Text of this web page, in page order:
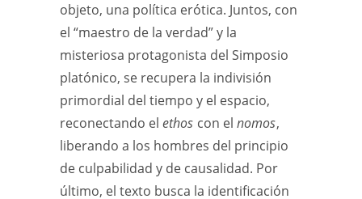
objeto, una política erótica. Juntos, con
el “maestro de la verdad” y la
misteriosa protagonista del Simposio
platónico, se recupera la indivisión
primordial del tiempo y el espacio,
reconectando el ethos con el nomos,
liberando a los hombres del principio
de culpabilidad y de causalidad. Por
último, el texto busca la identificación